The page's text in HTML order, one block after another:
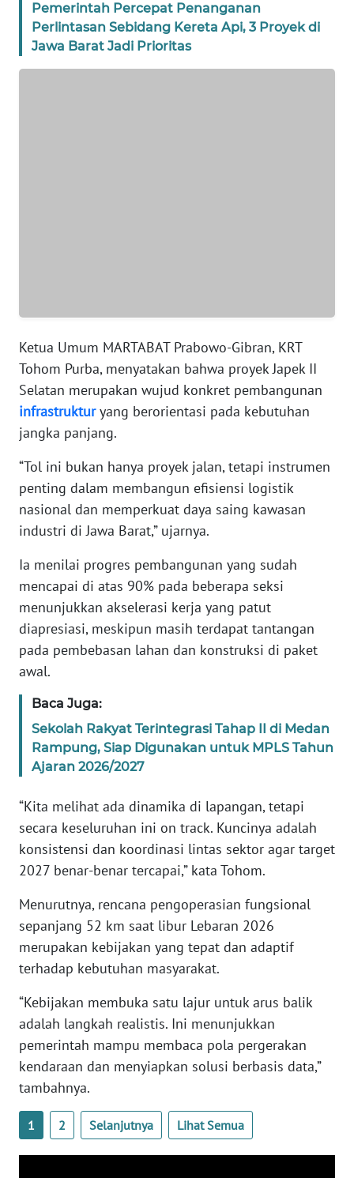
Pemerintah Percepat Penanganan
Perlintasan Sebidang Kereta Api, 3 Proyek di
Jawa Barat Jadi Prioritas
Ketua Umum MARTABAT Prabowo-Gibran, KRT
Tohom Purba, menyatakan bahwa proyek Japek II
Selatan merupakan wujud konkret pembangunan
infrastrukturyang berorientasi pada kebutuhan
jangka panjang.
“Tol ini bukan hanya proyek jalan, tetapi instrumen
penting dalam membangun efisiensi logistik
nasional dan memperkuat daya saing kawasan
industri di Jawa Barat,” ujarnya.
Ia menilai progres pembangunan yang sudah
mencapai di atas 90% pada beberapa seksi
menunjukkan akselerasi kerja yang patut
diapresiasi, meskipun masih terdapat tantangan
pada pembebasan lahan dan konstruksi di paket
awal.
Baca Juga:
Sekolah Rakyat Terintegrasi Tahap II di Medan
Rampung, Siap Digunakan untuk MPLS Tahun
Ajaran 2026/2027
“Kita melihat ada dinamika di lapangan, tetapi
secara keseluruhan ini on track. Kuncinya adalah
konsistensi dan koordinasi lintas sektor agar target
2027 benar-benar tercapai,” kata Tohom.
Menurutnya, rencana pengoperasian fungsional
sepanjang 52 km saat libur Lebaran 2026
merupakan kebijakan yang tepat dan adaptif
terhadap kebutuhan masyarakat.
“Kebijakan membuka satu lajur untuk arus balik
adalah langkah realistis. Ini menunjukkan
pemerintah mampu membaca pola pergerakan
kendaraan dan menyiapkan solusi berbasis data,”
tambahnya.
1 2 Selanjutnya Lihat Semua
WN
JAKARTA
WN
WN
PAPUA
BARAT
RIAU
WN
SERAMBI
WN
JAMBI
WN
SULTRA
NTB
WN
SULTENG
WN
SULBAR
BABEL
WN
SUMBAR
WN
SUMSEL
WN
BENGKULU
WN
LAMPUNG
WN